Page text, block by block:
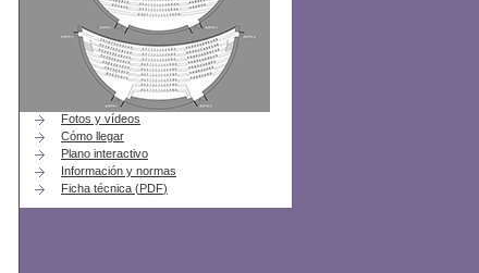
Fotos y vídeos
Cómo llegar
Plano interactivo
Información y normas
Ficha técnica (PDF)